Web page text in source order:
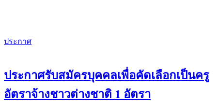
ประกาศ
ประกาศรับสมัครบุคคลเพื่อคัดเลือกเป็นครู
อัตราจ้างชาวต่างชาติ 1 อัตรา